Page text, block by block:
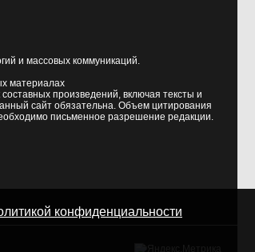
и массовых коммуникаций.
материалах
произведений, включая тексты и
сайт обязательна. Объем цитирования
письменное разрешение редакции.
конфиденциальности